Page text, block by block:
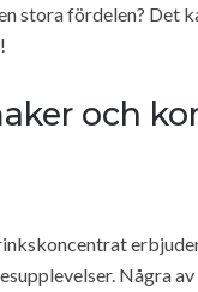
stora fördelen? Det
och
Några